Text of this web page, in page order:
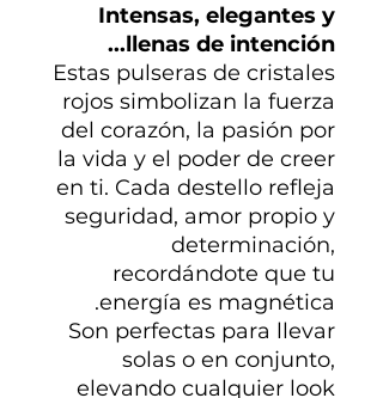
Intensas, elegantes y
llenas de intención...
Estas pulseras de cristales
rojos simbolizan la fuerza
del corazón, la pasión por
la vida y el poder de creer
en ti. Cada destello refleja
seguridad, amor propio y
determinación,
recordándote que tu
energía es magnética.
Son perfectas para llevar
solas o en conjunto,
elevando cualquier look